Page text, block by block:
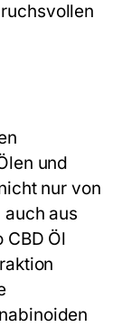
und
nur von
aus
CBD Öl